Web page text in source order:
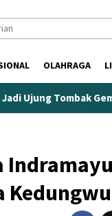
OLAHRAGA
Gempur Rokok